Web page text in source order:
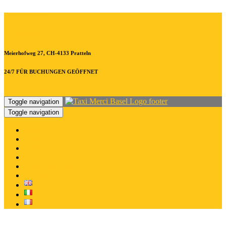
Meierhofweg 27, CH-4133 Pratteln
24/7 FÜR BUCHUNGEN GEÖFFNET
Toggle navigation
Toggle navigation